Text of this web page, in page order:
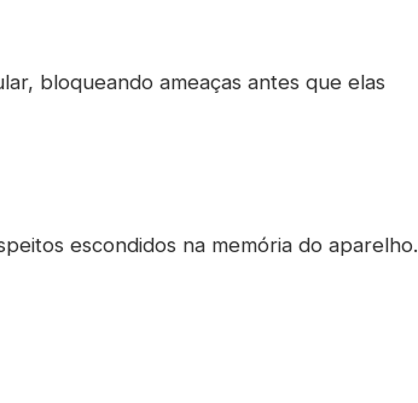
bloqueando ameaças antes que elas
escondidos na memória do aparelho.